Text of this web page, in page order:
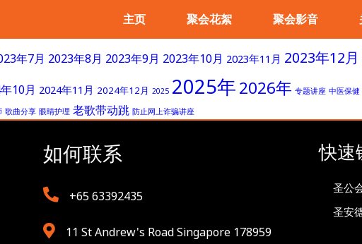
主页 聚会花絮 聚会影音
年7月 2023年8月 2023年9月 2023年10月 2023年11月 2023年12月
10月 2024年11月 2024年12月 2025 2025年2026年 专题讲座 中医保健
歌曲分享 眼睛护理 老歌带动跳 防止网上诈骗讲座
如何联系
+65 63392435
11 St Andrew's Road Singapore 178959
快速
圣公
圣安